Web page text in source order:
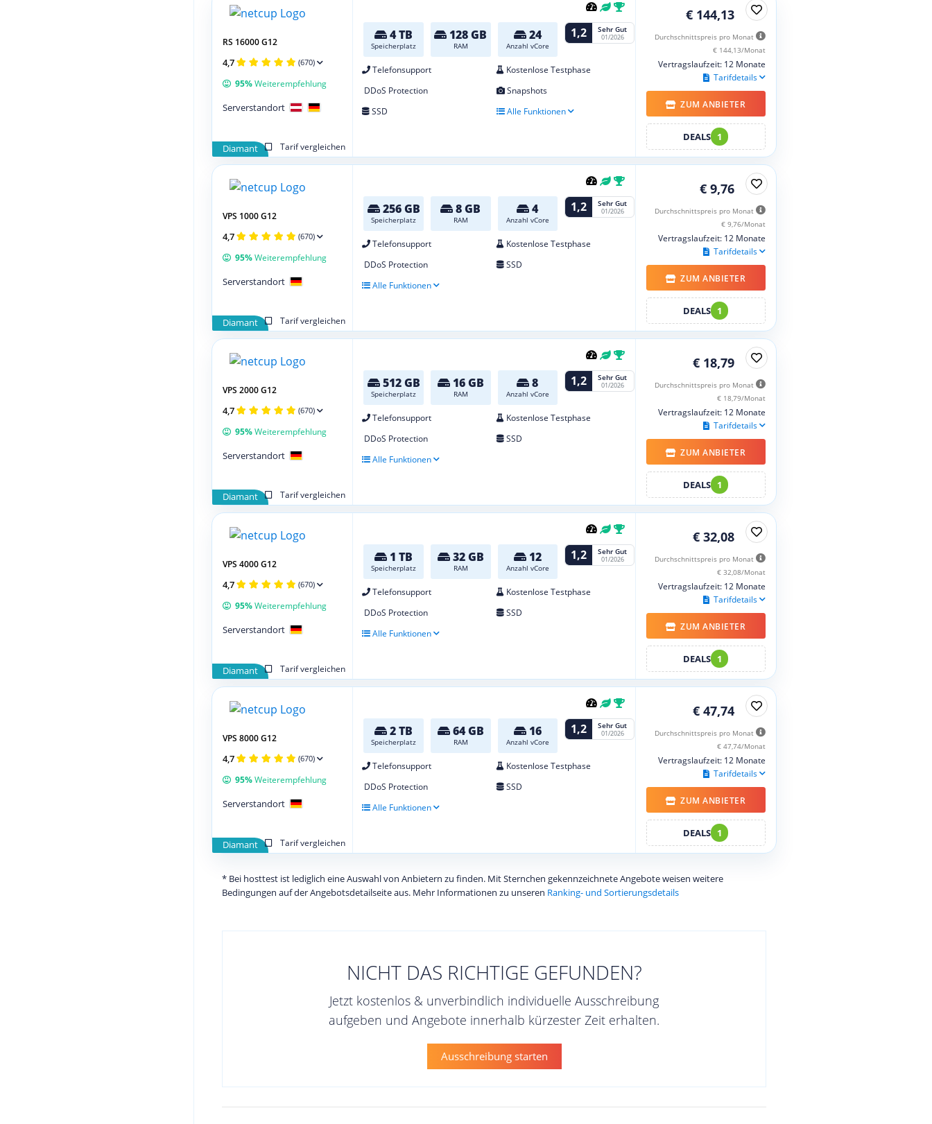
4 TB
Speicherplatz
128 GB
RAM
24
Anzahl vCore
1,2 Sehr Gut
01/2026
Telefonsupport
Kostenlose Testphase
DDoS Protection
Snapshots
SSD
Alle Funktionen
Diamant Tarif vergleichen
RS 16000 G12
4,7 (670)
95%Weiterempfehlung
Serverstandort
€ 144,13
Durchschnittspreis pro Monat
€ 144,13/Monat
Vertragslaufzeit: 12 Monate
Tarifdetails
ZUM ANBIETER
DEALS 1
256 GB
Speicherplatz
8 GB
RAM
4
Anzahl vCore
1,2 Sehr Gut
01/2026
Telefonsupport
Kostenlose Testphase
DDoS Protection
SSD
Alle Funktionen
Diamant Tarif vergleichen
VPS 1000 G12
4,7 (670)
95%Weiterempfehlung
Serverstandort
€ 9,76
Durchschnittspreis pro Monat
€ 9,76/Monat
Vertragslaufzeit: 12 Monate
Tarifdetails
ZUM ANBIETER
DEALS 1
512 GB
Speicherplatz
16 GB
RAM
8
Anzahl vCore
1,2 Sehr Gut
01/2026
Telefonsupport
Kostenlose Testphase
DDoS Protection
SSD
Alle Funktionen
Diamant Tarif vergleichen
VPS 2000 G12
4,7 (670)
95%Weiterempfehlung
Serverstandort
€ 18,79
Durchschnittspreis pro Monat
€ 18,79/Monat
Vertragslaufzeit: 12 Monate
Tarifdetails
ZUM ANBIETER
DEALS 1
1 TB
Speicherplatz
32 GB
RAM
12
Anzahl vCore
1,2 Sehr Gut
01/2026
Telefonsupport
Kostenlose Testphase
DDoS Protection
SSD
Alle Funktionen
Diamant Tarif vergleichen
VPS 4000 G12
4,7 (670)
95%Weiterempfehlung
Serverstandort
€ 32,08
Durchschnittspreis pro Monat
€ 32,08/Monat
Vertragslaufzeit: 12 Monate
Tarifdetails
ZUM ANBIETER
DEALS 1
2 TB
Speicherplatz
64 GB
RAM
16
Anzahl vCore
1,2 Sehr Gut
01/2026
Telefonsupport
Kostenlose Testphase
DDoS Protection
SSD
Alle Funktionen
Diamant Tarif vergleichen
VPS 8000 G12
4,7 (670)
95%Weiterempfehlung
Serverstandort
€ 47,74
Durchschnittspreis pro Monat
€ 47,74/Monat
Vertragslaufzeit: 12 Monate
Tarifdetails
ZUM ANBIETER
DEALS 1
* Bei hosttest ist lediglich eine Auswahl von Anbietern zu finden. Mit Sternchen gekennzeichnete Angebote weisen weitere
Bedingungen auf der Angebotsdetailseite aus. Mehr Informationen zu unseren Ranking- und Sortierungsdetails
NICHT DAS RICHTIGE GEFUNDEN?
Jetzt kostenlos & unverbindlich individuelle Ausschreibung
aufgeben und Angebote innerhalb kürzester Zeit erhalten.
Ausschreibung starten